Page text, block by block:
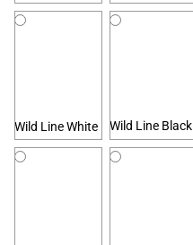
Wild Line White Wild Line Black